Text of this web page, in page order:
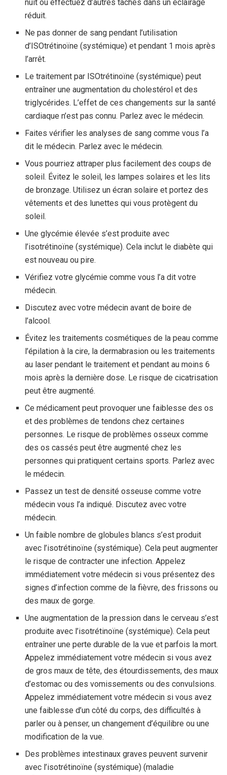
nuit ou effectuez d’autres tâches dans un éclairage
réduit.
Ne pas donner de sang pendant l’utilisation
d’ISOtrétinoïne (systémique) et pendant 1 mois après
l’arrêt.
Le traitement par ISOtrétinoïne (systémique) peut
entraîner une augmentation du cholestérol et des
triglycérides. L’effet de ces changements sur la santé
cardiaque n’est pas connu. Parlez avec le médecin.
Faites vérifier les analyses de sang comme vous l’a
dit le médecin. Parlez avec le médecin.
Vous pourriez attraper plus facilement des coups de
soleil. Évitez le soleil, les lampes solaires et les lits
de bronzage. Utilisez un écran solaire et portez des
vêtements et des lunettes qui vous protègent du
soleil.
Une glycémie élevée s’est produite avec
l’isotrétinoïne (systémique). Cela inclut le diabète qui
est nouveau ou pire.
Vérifiez votre glycémie comme vous l’a dit votre
médecin.
Discutez avec votre médecin avant de boire de
l’alcool.
Évitez les traitements cosmétiques de la peau comme
l’épilation à la cire, la dermabrasion ou les traitements
au laser pendant le traitement et pendant au moins 6
mois après la dernière dose. Le risque de cicatrisation
peut être augmenté.
Ce médicament peut provoquer une faiblesse des os
et des problèmes de tendons chez certaines
personnes. Le risque de problèmes osseux comme
des os cassés peut être augmenté chez les
personnes qui pratiquent certains sports. Parlez avec
le médecin.
Passez un test de densité osseuse comme votre
médecin vous l’a indiqué. Discutez avec votre
médecin.
Un faible nombre de globules blancs s’est produit
avec l’isotrétinoïne (systémique). Cela peut augmenter
le risque de contracter une infection. Appelez
immédiatement votre médecin si vous présentez des
signes d’infection comme de la fièvre, des frissons ou
des maux de gorge.
Une augmentation de la pression dans le cerveau s’est
produite avec l’isotrétinoïne (systémique). Cela peut
entraîner une perte durable de la vue et parfois la mort.
Appelez immédiatement votre médecin si vous avez
de gros maux de tête, des étourdissements, des maux
d’estomac ou des vomissements ou des convulsions.
Appelez immédiatement votre médecin si vous avez
une faiblesse d’un côté du corps, des difficultés à
parler ou à penser, un changement d’équilibre ou une
modification de la vue.
Des problèmes intestinaux graves peuvent survenir
avec l’isotrétinoïne (systémique) (maladie